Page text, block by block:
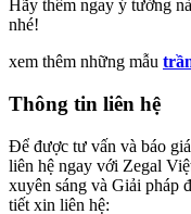
Hãy thêm ngay ý tưởng
nhé!
xem thêm những mẫu
Thông tin liên hệ
Để được tư vấn và báo
liên hệ ngay với Zegal
xuyên sáng và Giải pháp
tiết xin liên hệ: